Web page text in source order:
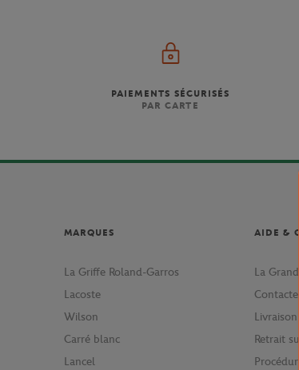
PAIEMENTS SÉCURISÉS
PAR CARTE
MARQUES
La Griffe Roland-Garros
Lacoste
Wilson
Carré blanc
Lancel
AIDE &
La
Livraison
Retrait